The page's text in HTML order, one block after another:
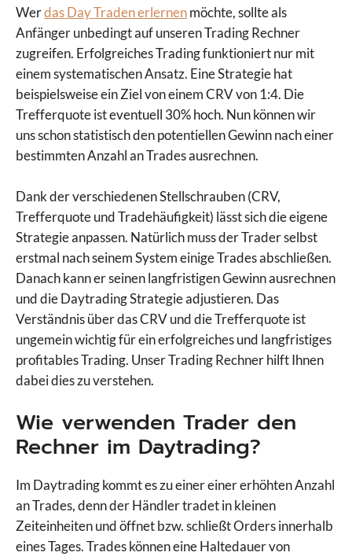
Werdas Day Traden erlernenmöchte, sollte als
Anfänger unbedingt auf unseren Trading Rechner
zugreifen. Erfolgreiches Trading funktioniert nur mit
einem systematischen Ansatz. Eine Strategie hat
beispielsweise ein Ziel von einem CRV von 1:4. Die
Trefferquote ist eventuell 30% hoch. Nun können wir
uns schon statistisch den potentiellen Gewinn nach einer
bestimmten Anzahl an Trades ausrechnen.
Dank der verschiedenen Stellschrauben (CRV,
Trefferquote und Tradehäufigkeit) lässt sich die eigene
Strategie anpassen. Natürlich muss der Trader selbst
erstmal nach seinem System einige Trades abschließen.
Danach kann er seinen langfristigen Gewinn ausrechnen
und die Daytrading Strategie adjustieren. Das
Verständnis über das CRV und die Trefferquote ist
ungemein wichtig für ein erfolgreiches und langfristiges
profitables Trading. Unser Trading Rechner hilft Ihnen
dabei dies zu verstehen.
Wie verwenden Trader den
Rechner im Daytrading?
Im Daytrading kommt es zu einer einer erhöhten Anzahl
an Trades, denn der Händler tradet in kleinen
Zeiteinheiten und öffnet bzw. schließt Orders innerhalb
eines Tages. Trades können eine Haltedauer von